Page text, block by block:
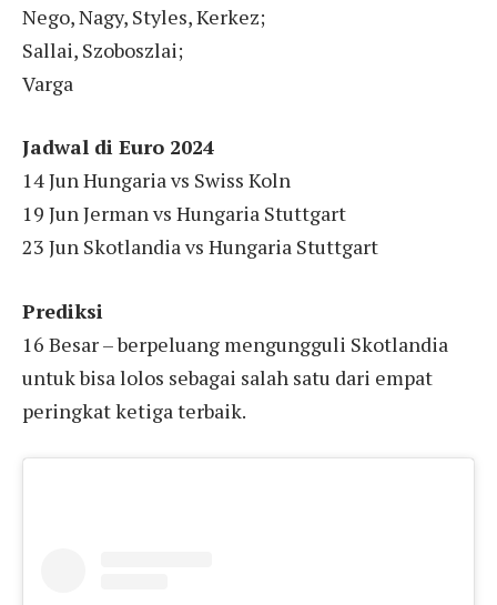
Nego, Nagy, Styles, Kerkez;
Sallai, Szoboszlai;
Varga
Jadwal di Euro 2024
14 Jun Hungaria vs Swiss Koln
19 Jun Jerman vs Hungaria Stuttgart
23 Jun Skotlandia vs Hungaria Stuttgart
Prediksi
16 Besar – berpeluang mengungguli Skotlandia
untuk bisa lolos sebagai salah satu dari empat
peringkat ketiga terbaik.